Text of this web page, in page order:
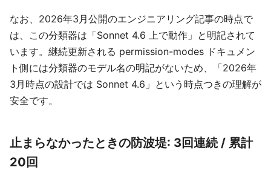
なお、2026年3月公開のエンジニアリング記事の時点で
は、この分類器は「Sonnet 4.6 上で動作」と明記されて
います。継続更新される permission-modes ドキュメン
ト側には分類器のモデル名の明記がないため、「2026年
3月時点の設計では Sonnet 4.6」という時点つきの理解が
安全です。
止まらなかったときの防波堤: 3回連続 / 累計
20回